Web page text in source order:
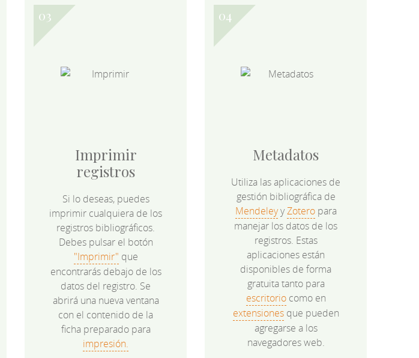
Imprimir
registros
Si lo deseas, puedes
imprimir cualquiera de los
registros bibliográficos.
Debes pulsar el botón
"Imprimir" que
encontrarás debajo de los
datos del registro. Se
abrirá una nueva ventana
con el contenido de la
ficha preparado para
impresión.
Metadatos
Utiliza las aplicaciones de
gestión bibliográfica de
MendeleyyZoteropara
manejar los datos de los
registros. Estas
aplicaciones están
disponibles de forma
gratuita tanto para
escritoriocomo en
extensionesque pueden
agregarse a los
navegadores web.